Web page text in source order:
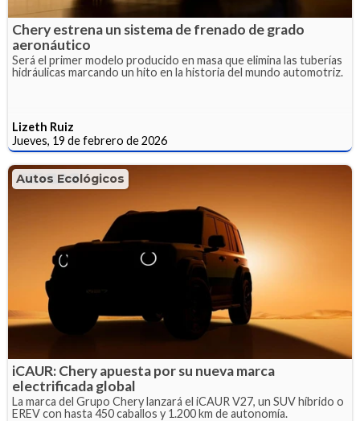
Chery estrena un sistema de frenado de grado
aeronáutico
Será el primer modelo producido en masa que elimina las tuberías
hidráulicas marcando un hito en la historia del mundo automotriz.
Lizeth Ruiz
Jueves, 19 de febrero de 2026
Autos Ecológicos
iCAUR: Chery apuesta por su nueva marca
electrificada global
La marca del Grupo Chery lanzará el iCAUR V27, un SUV híbrido o
EREV con hasta 450 caballos y 1.200 km de autonomía.